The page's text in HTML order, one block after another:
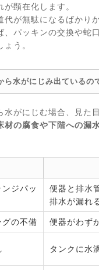
顕在化します。
が無駄になるばかり
、パッキンの交換や蛇
う。
ら水がにじみ出ているの
水がにじむ場合、見た
材の腐食や下階への漏
ジパッ
便器と排水
排水が漏れ
の不備 便器がわず
タンクに水